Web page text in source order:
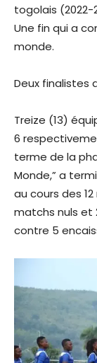
togolais (2022-
Une fin qui a
monde.
Deux finalistes
Treize (13)
6
terme de la
Monde,” a
au cours des
matchs nuls et
contre 5